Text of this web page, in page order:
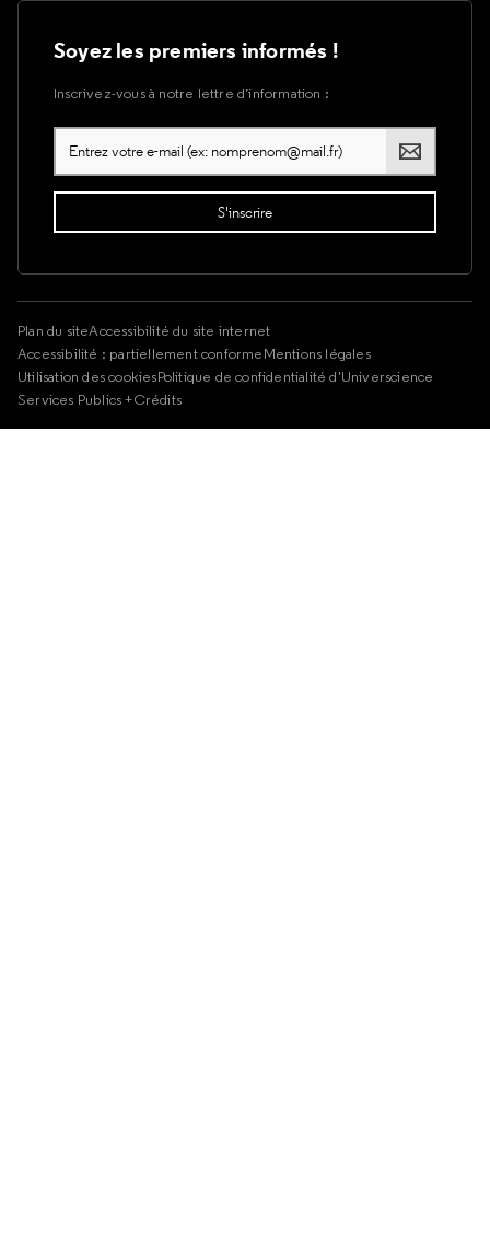
Soyez les premiers informés !
Inscrivez-vous à notre lettre d’information :
Plan du siteAccessibilité du site internet
Accessibilité : partiellement conformeMentions légales
Utilisation des cookiesPolitique de confidentialité d'Universcience
Services Publics +Crédits